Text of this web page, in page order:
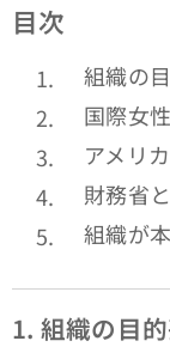
目次
組織の
国際女
アメリ
財務省
組織が
1. 組織の目